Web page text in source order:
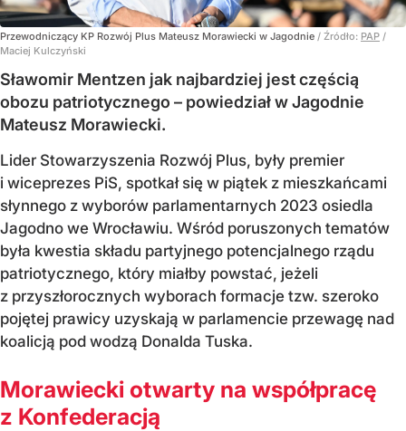
Przewodniczący KP Rozwój Plus Mateusz Morawiecki w Jagodnie / Źródło: PAP /
Maciej Kulczyński
Sławomir Mentzen jak najbardziej jest częścią
obozu patriotycznego – powiedział w Jagodnie
Mateusz Morawiecki.
Lider Stowarzyszenia Rozwój Plus, były premier
i wiceprezes PiS, spotkał się w piątek z mieszkańcami
słynnego z wyborów parlamentarnych 2023 osiedla
Jagodno we Wrocławiu. Wśród poruszonych tematów
była kwestia składu partyjnego potencjalnego rządu
patriotycznego, który miałby powstać, jeżeli
z przyszłorocznych wyborach formacje tzw. szeroko
pojętej prawicy uzyskają w parlamencie przewagę nad
koalicją pod wodzą Donalda Tuska.
Morawiecki otwarty na współpracę
z Konfederacją